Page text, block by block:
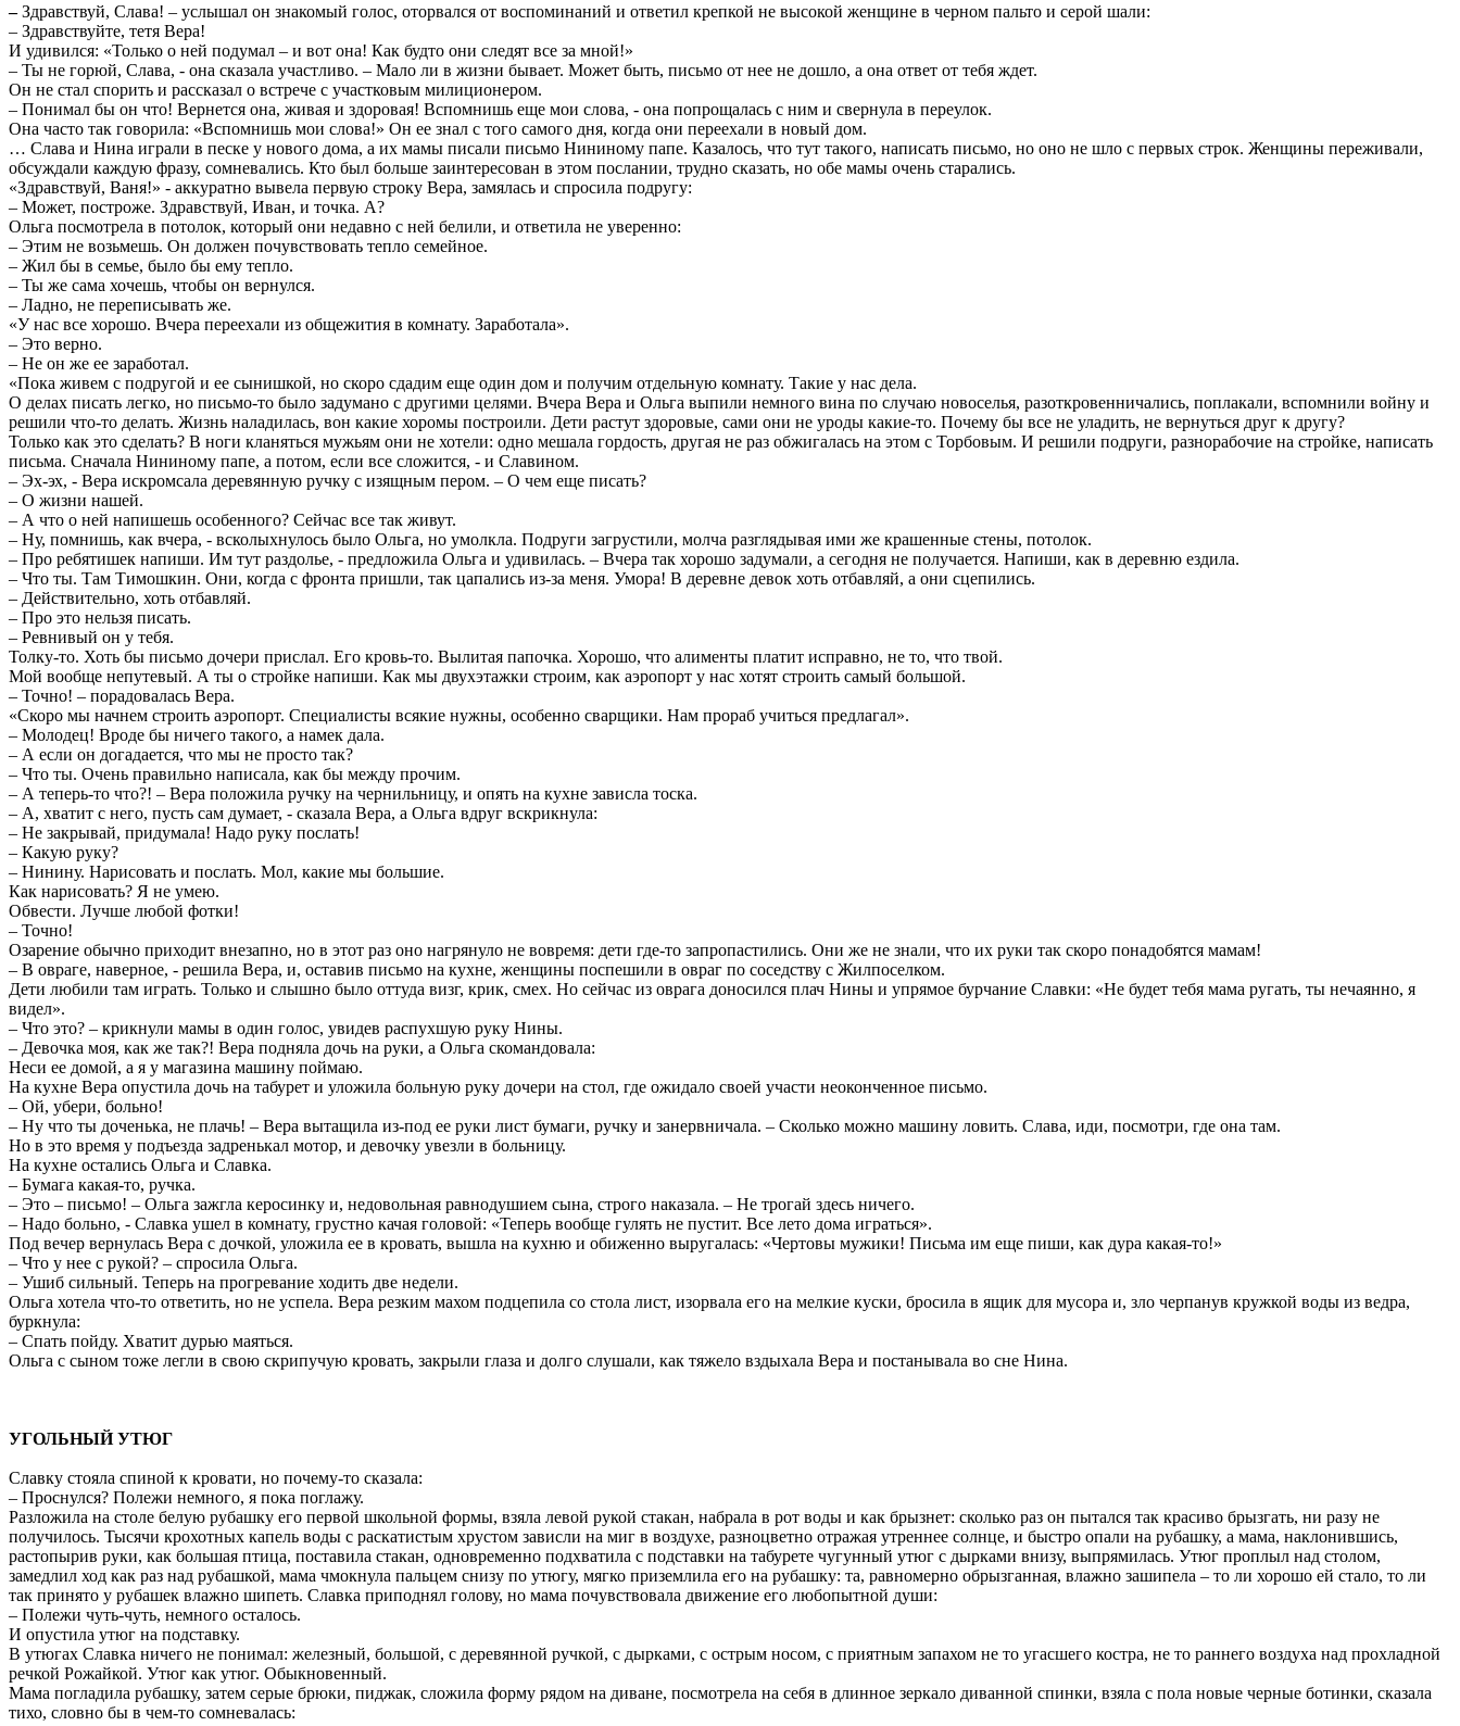
–Здравствуй, Слава! – услышал он знакомый голос, оторвался от воспоминаний и ответил крепкой не высокой женщине в черном пальто и серой шали:
– Здравствуйте, тетя Вера!
И удивился: «Только о ней подумал – и вот она! Как будто они следят все за мной!»
– Ты не горюй, Слава, - она сказала участливо. – Мало ли в жизни бывает. Может быть, письмо от нее не дошло, а она ответ от тебя ждет.
Он не стал спорить и рассказал о встрече с участковым милиционером.
– Понимал бы он что! Вернется она, живая и здоровая! Вспомнишь еще мои слова, - она попрощалась с ним и свернула в переулок.
Она часто так говорила: «Вспомнишь мои слова!» Он ее знал с того самого дня, когда они переехали в новый дом.
… Слава и Нина играли в песке у нового дома, а их мамы писали письмо Нининому папе. Казалось, что тут такого, написать письмо, но оно не шло с первых строк. Женщины переживали,
обсуждали каждую фразу, сомневались. Кто был больше заинтересован в этом послании, трудно сказать, но обе мамы очень старались.
«Здравствуй, Ваня!» - аккуратно вывела первую строку Вера, замялась и спросила подругу:
– Может, построже. Здравствуй, Иван, и точка. А?
Ольга посмотрела в потолок, который они недавно с ней белили, и ответила не уверенно:
– Этим не возьмешь. Он должен почувствовать тепло семейное.
– Жил бы в семье, было бы ему тепло.
– Ты же сама хочешь, чтобы он вернулся.
– Ладно, не переписывать же.
«У нас все хорошо. Вчера переехали из общежития в комнату. Заработала».
– Это верно.
– Не он же ее заработал.
«Пока живем с подругой и ее сынишкой, но скоро сдадим еще один дом и получим отдельную комнату. Такие у нас дела.
О делах писать легко, но письмо-то было задумано с другими целями. Вчера Вера и Ольга выпили немного вина по случаю новоселья, разоткровенничались, поплакали, вспомнили войну и
решили что-то делать. Жизнь наладилась, вон какие хоромы построили. Дети растут здоровые, сами они не уроды какие-то. Почему бы все не уладить, не вернуться друг к другу?
Только как это сделать? В ноги кланяться мужьям они не хотели: одно мешала гордость, другая не раз обжигалась на этом с Торбовым. И решили подруги, разнорабочие на стройке, написать
письма. Сначала Нининому папе, а потом, если все сложится, - и Славином.
– Эх-эх, - Вера искромсала деревянную ручку с изящным пером. – О чем еще писать?
– О жизни нашей.
– А что о ней напишешь особенного? Сейчас все так живут.
– Ну, помнишь, как вчера, - всколыхнулось было Ольга, но умолкла. Подруги загрустили, молча разглядывая ими же крашенные стены, потолок.
– Про ребятишек напиши. Им тут раздолье, - предложила Ольга и удивилась. – Вчера так хорошо задумали, а сегодня не получается. Напиши, как в деревню ездила.
– Что ты. Там Тимошкин. Они, когда с фронта пришли, так цапались из-за меня. Умора! В деревне девок хоть отбавляй, а они сцепились.
– Действительно, хоть отбавляй.
– Про это нельзя писать.
– Ревнивый он у тебя.
Толку-то. Хоть бы письмо дочери прислал. Его кровь-то. Вылитая папочка. Хорошо, что алименты платит исправно, не то, что твой.
Мой вообще непутевый. А ты о стройке напиши. Как мы двухэтажки строим, как аэропорт у нас хотят строить самый большой.
– Точно! – порадовалась Вера.
«Скоро мы начнем строить аэропорт. Специалисты всякие нужны, особенно сварщики. Нам прораб учиться предлагал».
– Молодец! Вроде бы ничего такого, а намек дала.
– А если он догадается, что мы не просто так?
– Что ты. Очень правильно написала, как бы между прочим.
– А теперь-то что?! – Вера положила ручку на чернильницу, и опять на кухне зависла тоска.
– А, хватит с него, пусть сам думает, - сказала Вера, а Ольга вдруг вскрикнула:
– Не закрывай, придумала! Надо руку послать!
– Какую руку?
– Нинину. Нарисовать и послать. Мол, какие мы большие.
Как нарисовать? Я не умею.
Обвести. Лучше любой фотки!
– Точно!
Озарение обычно приходит внезапно, но в этот раз оно нагрянуло не вовремя: дети где-то запропастились. Они же не знали, что их руки так скоро понадобятся мамам!
– В овраге, наверное, - решила Вера, и, оставив письмо на кухне, женщины поспешили в овраг по соседству с Жилпоселком.
Дети любили там играть. Только и слышно было оттуда визг, крик, смех. Но сейчас из оврага доносился плач Нины и упрямое бурчание Славки: «Не будет тебя мама ругать, ты нечаянно, я
видел».
– Что это? – крикнули мамы в один голос, увидев распухшую руку Нины.
– Девочка моя, как же так?! Вера подняла дочь на руки, а Ольга скомандовала:
Неси ее домой, а я у магазина машину поймаю.
На кухне Вера опустила дочь на табурет и уложила больную руку дочери на стол, где ожидало своей участи неоконченное письмо.
– Ой, убери, больно!
– Ну что ты доченька, не плачь! – Вера вытащила из-под ее руки лист бумаги, ручку и занервничала. – Сколько можно машину ловить. Слава, иди, посмотри, где она там.
Но в это время у подъезда задренькал мотор, и девочку увезли в больницу.
На кухне остались Ольга и Славка.
– Бумага какая-то, ручка.
– Это – письмо! – Ольга зажгла керосинку и, недовольная равнодушием сына, строго наказала. – Не трогай здесь ничего.
– Надо больно, - Славка ушел в комнату, грустно качая головой: «Теперь вообще гулять не пустит. Все лето дома играться».
Под вечер вернулась Вера с дочкой, уложила ее в кровать, вышла на кухню и обиженно выругалась: «Чертовы мужики! Письма им еще пиши, как дура какая-то!»
– Что у нее с рукой? – спросила Ольга.
– Ушиб сильный. Теперь на прогревание ходить две недели.
Ольга хотела что-то ответить, но не успела. Вера резким махом подцепила со стола лист, изорвала его на мелкие куски, бросила в ящик для мусора и, зло черпанув кружкой воды из ведра,
буркнула:
– Спать пойду. Хватит дурью маяться.
Ольга с сыном тоже легли в свою скрипучую кровать, закрыли глаза и долго слушали, как тяжело вздыхала Вера и постанывала во сне Нина.
УГОЛЬНЫЙ УТЮГ
Славку стояла спиной к кровати, но почему-то сказала:
– Проснулся? Полежи немного, я пока поглажу.
Разложила на столе белую рубашку его первой школьной формы, взяла левой рукой стакан, набрала в рот воды и как брызнет: сколько раз он пытался так красиво брызгать, ни разу не
получилось. Тысячи крохотных капель воды с раскатистым хрустом зависли на миг в воздухе, разноцветно отражая утреннее солнце, и быстро опали на рубашку, а мама, наклонившись,
растопырив руки, как большая птица, поставила стакан, одновременно подхватила с подставки на табурете чугунный утюг с дырками внизу, выпрямилась. Утюг проплыл над столом,
замедлил ход как раз над рубашкой, мама чмокнула пальцем снизу по утюгу, мягко приземлила его на рубашку: та, равномерно обрызганная, влажно зашипела – то ли хорошо ей стало, то ли
так принято у рубашек влажно шипеть. Славка приподнял голову, но мама почувствовала движение его любопытной души:
– Полежи чуть-чуть, немного осталось.
И опустила утюг на подставку.
В утюгах Славка ничего не понимал: железный, большой, с деревянной ручкой, с дырками, с острым носом, с приятным запахом не то угасшего костра, не то раннего воздуха над прохладной
речкой Рожайкой. Утюг как утюг. Обыкновенный.
Мама погладила рубашку, затем серые брюки, пиджак, сложила форму рядом на диване, посмотрела на себя в длинное зеркало диванной спинки, взяла с пола новые черные ботинки, сказала
тихо, словно бы в чем-то сомневалась: